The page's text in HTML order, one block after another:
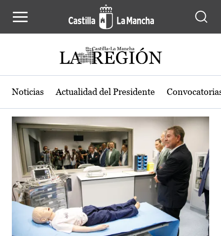
Actualidad de la región de Castilla-
Noticias Actualidad del Presidente